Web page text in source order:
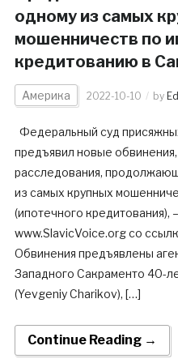
одному из самых
мошенничеств по
кредитованию в
Америка 2022-10-10 by
Федеральный суд
предъявил новые
расследования,
из самых крупных
(ипотечного кредитования),
www.SlavicVoice.org со
Обвинения предъявлены
Западного Сакраменто 40-
(Yevgeniy Charikov), […]
Continue Reading →